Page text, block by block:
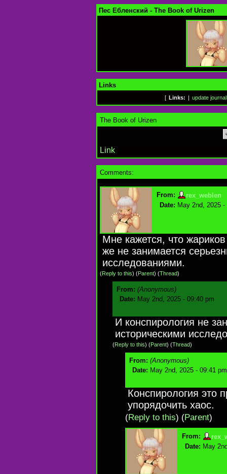
Пес Ебленский - The Book of Urizen
Links
[ Links: update journal
The Book of Urizen
Link
Comments:
From:
rex_weblen
Date: May 2nd, 2025
Мне кажется, что
же не занимается
исследованиями.
(Reply to this) (Parent) (Thread)
From: (Anonymous)
Date: May 2nd, 2025 - 09:40 pm
И конспирология не
историческими
(Reply to this) (Parent) (Thread)
From: (Anonymous)
Date: May 2nd, 2025 - 09:41 pm
Конспирология это
упорядочить хаос.
(Reply to this) (Parent)
From:
Date: May